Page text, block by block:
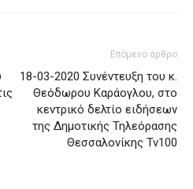
Επόμενο άρθρο
18-03-2020 Συνέντευξη του κ.
Θεόδωρου Καράογλου, στο
κεντρικό δελτίο ειδήσεων
της Δημοτικής Τηλεόρασης
Θεσσαλονίκης Tv100